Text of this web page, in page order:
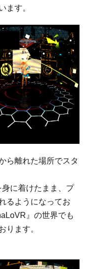
ます。
ら離れた場所でスタ
に着けたまま、プ
るようになってお
』の世界でも
ります。